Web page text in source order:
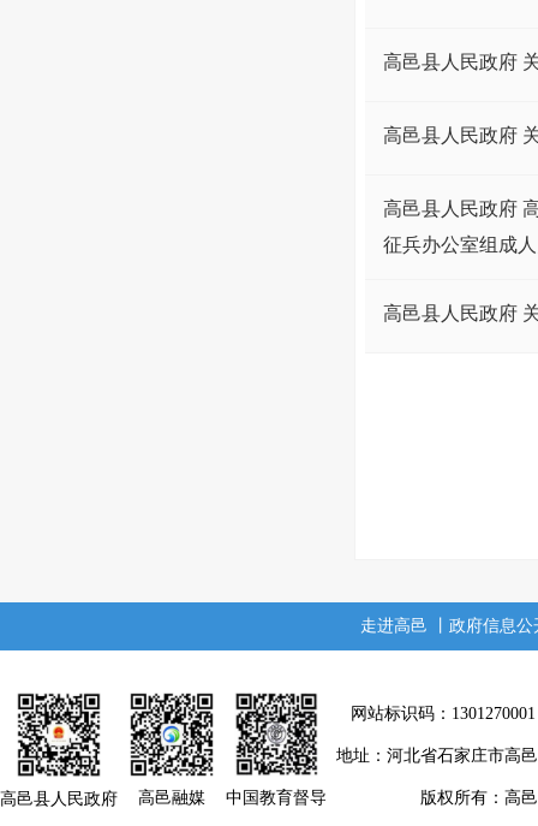
高邑县人民政府
高邑县人民政府
高邑县人民政府
征兵办公室组成
高邑县人民政府